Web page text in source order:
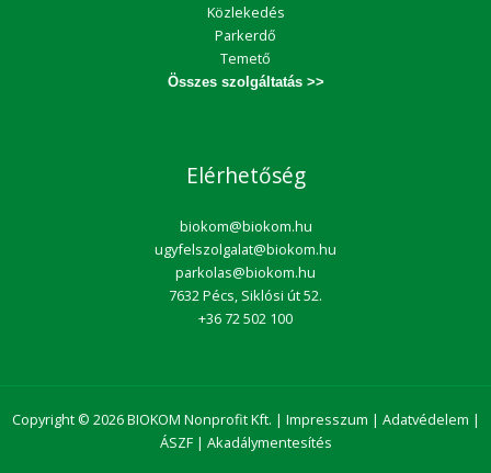
Közlekedés
Parkerdő
Temető
Összes szolgáltatás >>
Elérhetőség
biokom@biokom.hu
ugyfelszolgalat@biokom.hu
parkolas@biokom.hu
7632 Pécs, Siklósi út 52.
+36 72 502 100
Copyright © 2026 BIOKOM Nonprofit Kft. | Impresszum | Adatvédelem |
ÁSZF| Akadálymentesítés